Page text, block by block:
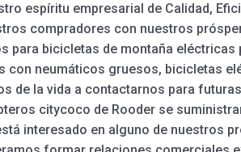
espíritu empresarial de Calidad,
compradores con nuestros
para bicicletas de montaña
con neumáticos gruesos, bicicletas
de la vida a contactarnos para
citycoco de Rooder se
interesado en alguno de nuestros